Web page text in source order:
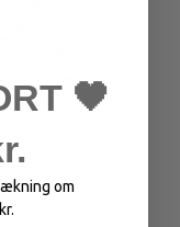
🖤
om